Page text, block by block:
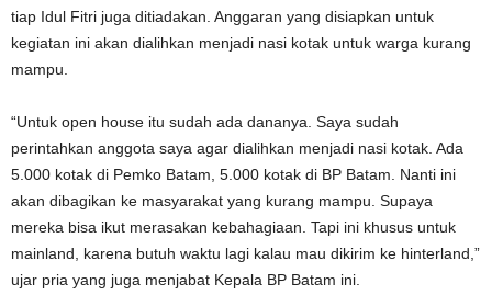
tiap Idul Fitri juga ditiadakan. Anggaran yang disiapkan untuk
kegiatan ini akan dialihkan menjadi nasi kotak untuk warga kurang
mampu.
“Untuk open house itu sudah ada dananya. Saya sudah
perintahkan anggota saya agar dialihkan menjadi nasi kotak. Ada
5.000 kotak di Pemko Batam, 5.000 kotak di BP Batam. Nanti ini
akan dibagikan ke masyarakat yang kurang mampu. Supaya
mereka bisa ikut merasakan kebahagiaan. Tapi ini khusus untuk
mainland, karena butuh waktu lagi kalau mau dikirim ke hinterland,”
ujar pria yang juga menjabat Kepala BP Batam ini.